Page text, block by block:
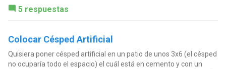
5 respuestas
Colocar Césped Artificial
Quisiera poner césped artificial en un patio de unos 3x6 (el césped
no ocuparía todo el espacio) el cuál está en cemento y con un